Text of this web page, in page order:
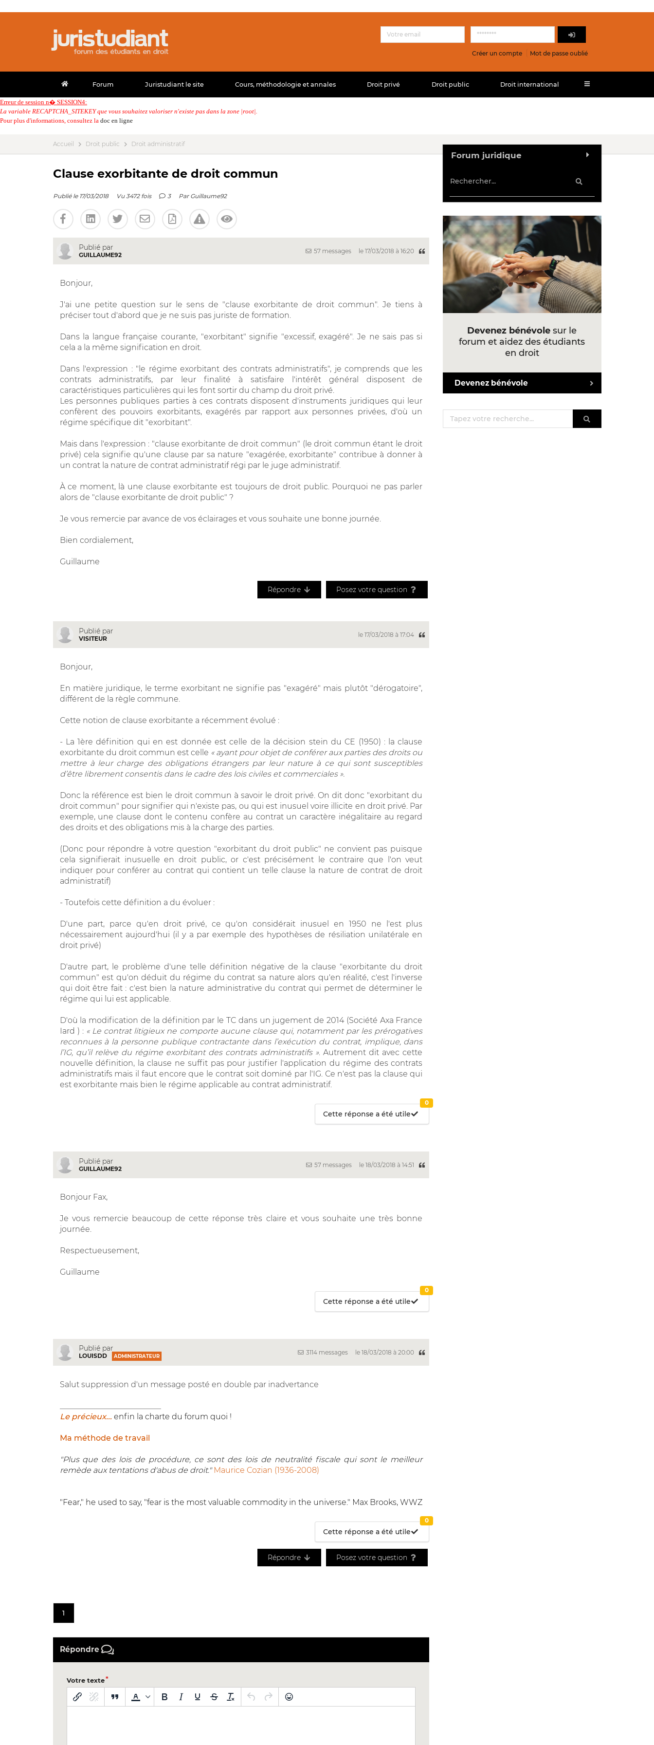
Créer un compte Mot de passe oublié
Forum Juristudiant le site Cours, méthodologie et annales Droit privé Droit public Droit international
Erreur de session n� SESSION4:
La variable RECAPTCHA_SITEKEY que vous souhaitez valoriser n'existe pas dans la zone |root|.
Pour plus d'informations, consultez la doc en ligne
Accueil Droit public Droit administratif
Clause exorbitante de droit commun
Publié le 17/03/2018 Vu 3472 fois 3 Par Guillaume92
Publié par
GUILLAUME92
57 messages le 17/03/2018 à 16:20
Bonjour,
J'ai une petite question sur le sens de "clause exorbitante de droit commun". Je tiens à
préciser tout d'abord que je ne suis pas juriste de formation.
Dans la langue française courante, "exorbitant" signifie "excessif, exagéré". Je ne sais pas si
cela a la même signification en droit.
Dans l'expression : "le régime exorbitant des contrats administratifs", je comprends que les
contrats administratifs, par leur finalité à satisfaire l'intérêt général disposent de
caractéristiques particulières qui les font sortir du champ du droit privé.
Les personnes publiques parties à ces contrats disposent d'instruments juridiques qui leur
confèrent des pouvoirs exorbitants, exagérés par rapport aux personnes privées, d'où un
régime spécifique dit "exorbitant".
Mais dans l'expression : "clause exorbitante de droit commun" (le droit commun étant le droit
privé) cela signifie qu'une clause par sa nature "exagérée, exorbitante" contribue à donner à
un contrat la nature de contrat administratif régi par le juge administratif.
À ce moment, là une clause exorbitante est toujours de droit public. Pourquoi ne pas parler
alors de "clause exorbitante de droit public" ?
Je vous remercie par avance de vos éclairages et vous souhaite une bonne journée.
Bien cordialement,
Guillaume
Répondre Posez votre question
Publié par
VISITEUR
le 17/03/2018 à 17:04
Bonjour,
En matière juridique, le terme exorbitant ne signifie pas "exagéré" mais plutôt "dérogatoire",
différent de la règle commune.
Cette notion de clause exorbitante a récemment évolué :
- La 1ère définition qui en est donnée est celle de la décision stein du CE (1950) : la clause
exorbitante du droit commun est celle « ayant pour objet de conférer aux parties des droits ou
mettre à leur charge des obligations étrangers par leur nature à ce qui sont susceptibles
d’être librement consentis dans le cadre des lois civiles et commerciales ».
Donc la référence est bien le droit commun à savoir le droit privé. On dit donc "exorbitant du
droit commun" pour signifier qui n'existe pas, ou qui est inusuel voire illicite en droit privé. Par
exemple, une clause dont le contenu confère au contrat un caractère inégalitaire au regard
des droits et des obligations mis à la charge des parties.
(Donc pour répondre à votre question "exorbitant du droit public" ne convient pas puisque
cela signifierait inusuelle en droit public, or c'est précisément le contraire que l'on veut
indiquer pour conférer au contrat qui contient un telle clause la nature de contrat de droit
administratif)
- Toutefois cette définition a du évoluer :
D'une part, parce qu'en droit privé, ce qu'on considérait inusuel en 1950 ne l'est plus
nécessairement aujourd'hui (il y a par exemple des hypothèses de résiliation unilatérale en
droit privé)
D'autre part, le problème d'une telle définition négative de la clause "exorbitante du droit
commun" est qu'on déduit du régime du contrat sa nature alors qu'en réalité, c'est l'inverse
qui doit être fait : c'est bien la nature administrative du contrat qui permet de déterminer le
régime qui lui est applicable.
D'où la modification de la définition par le TC dans un jugement de 2014 (Société Axa France
Iard ) : « Le contrat litigieux ne comporte aucune clause qui, notamment par les prérogatives
reconnues à la personne publique contractante dans l’exécution du contrat, implique, dans
l’IG, qu’il relève du régime exorbitant des contrats administratifs ». Autrement dit avec cette
nouvelle définition, la clause ne suffit pas pour justifier l'application du régime des contrats
administratifs mais il faut encore que le contrat soit dominé par l'IG. Ce n'est pas la clause qui
est exorbitante mais bien le régime applicable au contrat administratif.
Cette réponse a été utile
0
Publié par
GUILLAUME92
57 messages le 18/03/2018 à 14:51
Bonjour Fax,
Je vous remercie beaucoup de cette réponse très claire et vous souhaite une très bonne
journée.
Respectueusement,
Guillaume
Cette réponse a été utile
0
Publié par
LOUISDD ADMINISTRATEUR
3114 messages le 18/03/2018 à 20:00
Salut suppression d'un message posté en double par inadvertance
Le précieux... enfin la charte du forum quoi !
Ma méthode de travail
"Plus que des lois de procédure, ce sont des lois de neutralité fiscale qui sont le meilleur
remède aux tentations d'abus de droit." Maurice Cozian (1936-2008)
"Fear," he used to say, "fear is the most valuable commodity in the universe." Max Brooks, WWZ
Cette réponse a été utile
0
Répondre Posez votre question
1
Répondre
Votre texte
Forum juridique
Devenez bénévole sur le
forum et aidez des étudiants
en droit
Devenez bénévole